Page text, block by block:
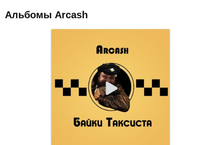
Альбомы Arcash